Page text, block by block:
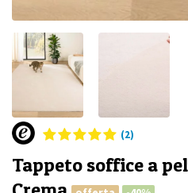
(2)
Tappeto soffice a